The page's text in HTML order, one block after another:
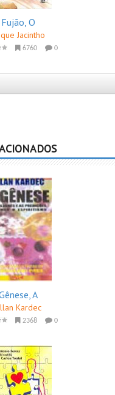
Fujão, O
Jacintho
6760 0
A
Kardec
2368 0